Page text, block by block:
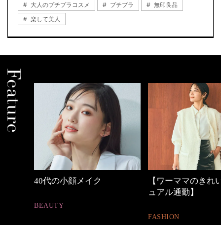
大人のプチプラコスメ
プチプラ
無印良品
楽して美人
【ワーママのきれいめカジ
働く女性のバッグ